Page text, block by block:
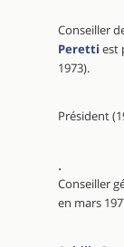
Conseiller
Peretti est
1973).
Président
.
Conseiller
en mars